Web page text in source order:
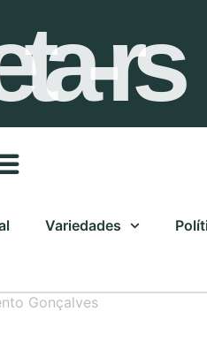
rs
Variedades
Gonçalves